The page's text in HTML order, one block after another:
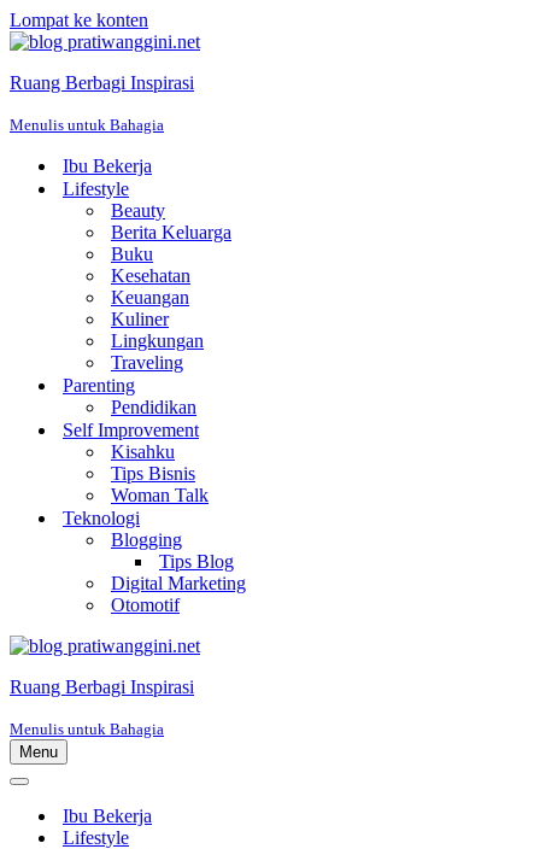
Lompat ke konten
Ruang Berbagi Inspirasi
Menulis untuk Bahagia
Ibu Bekerja
Lifestyle
Beauty
Berita Keluarga
Buku
Kesehatan
Keuangan
Kuliner
Lingkungan
Traveling
Parenting
Pendidikan
Self Improvement
Kisahku
Tips Bisnis
Woman Talk
Teknologi
Blogging
Tips Blog
Digital Marketing
Otomotif
Ruang Berbagi Inspirasi
Menulis untuk Bahagia
Menu
Menu
Menu
NavigasiIbu Bekerja
Lifestyle